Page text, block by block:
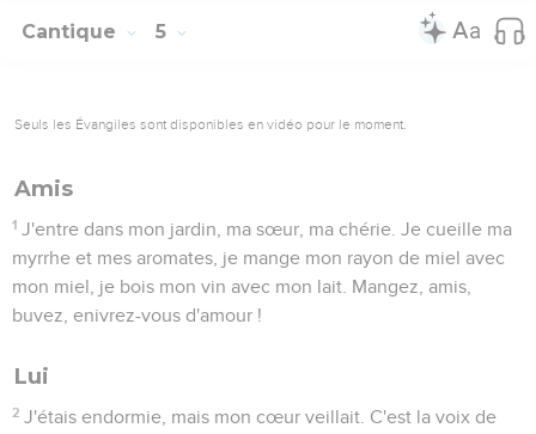
Cantique 5
Seuls les Évangiles sont disponibles en vidéo pour le moment.
Amis
1 J'entre dans mon jardin, ma sœur, ma chérie. Je cueille ma
myrrhe et mes aromates, je mange mon rayon de miel avec
mon miel, je bois mon vin avec mon lait. Mangez, amis,
buvez, enivrez-vous d'amour !
Lui
2 J'étais endormie, mais mon cœur veillait. C'est la voix de